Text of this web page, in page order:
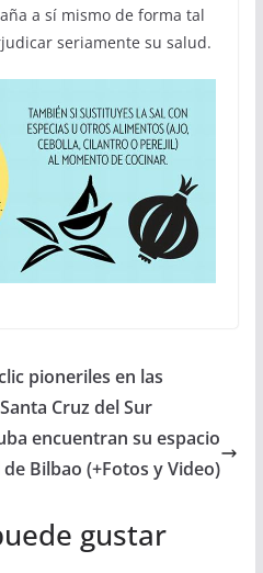
a sí mismo de forma tal
seriamente su salud.
pioneriles en las
Cruz del Sur
encuentran su espacio
Bilbao (+Fotos y Video)
gustar